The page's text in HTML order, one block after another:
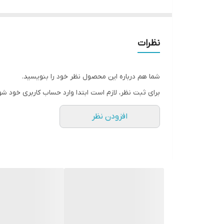
نظرات
شما هم درباره این محصول نظر خود را بنویسید.
برای ثبت نظر، لازم است ابتدا وارد حساب کاربری خود
افزودن نظر